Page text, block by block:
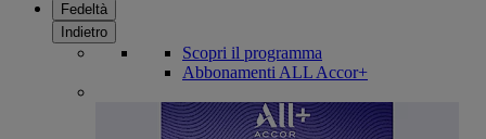
Fedeltà
Indietro
Scopri il programma
Abbonamenti ALL Accor+